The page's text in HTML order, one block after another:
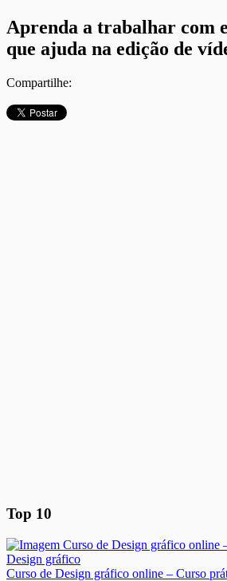
Aprenda a trabalhar com
que ajuda na edição de
Compartilhe:
Top 10
Curso de Design gráfico online – Curso